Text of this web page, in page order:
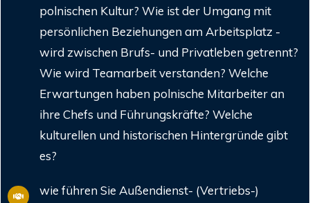
polnischen Kultur? Wie ist der Umgang mit
persönlichen Beziehungen am Arbeitsplatz -
wird zwischen Brufs- und Privatleben getrennt?
Wie wird Teamarbeit verstanden? Welche
Erwartungen haben polnische Mitarbeiter an
ihre Chefs und Führungskräfte? Welche
kulturellen und historischen Hintergründe gibt
es?
wie führen Sie Außendienst- (Vertriebs-)